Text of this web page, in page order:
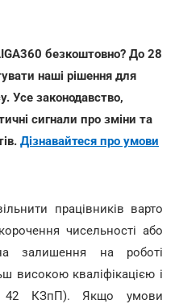
безкоштовно? До 28
наші рішення для
Усе законодавство,
сигнали про зміни та
Дізнавайтеся про умови
працівників варто
чисельності або
залишення на роботі
високою кваліфікацією і
42 КЗпП). Якщо умови